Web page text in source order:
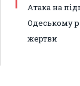
Атака на
Одеському
жертви